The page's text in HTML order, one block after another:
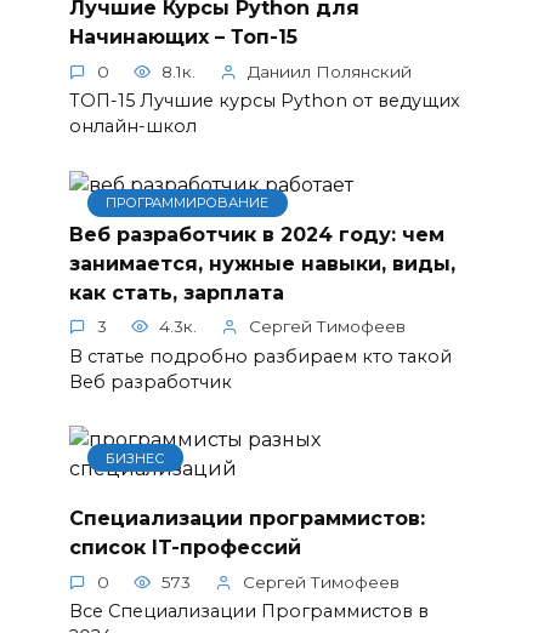
Лучшие Курсы Python для
Начинающих – Топ-15
0 8.1к. Даниил Полянский
ТОП-15 Лучшие курсы Python от ведущих
онлайн-школ
ПРОГРАММИРОВАНИЕ
Веб разработчик в 2024 году: чем
занимается, нужные навыки, виды,
как стать, зарплата
3 4.3к. Сергей Тимофеев
В статье подробно разбираем кто такой
Веб разработчик
БИЗНЕС
Специализации программистов:
список IT-профессий
0 573 Сергей Тимофеев
Все Специализации Программистов в